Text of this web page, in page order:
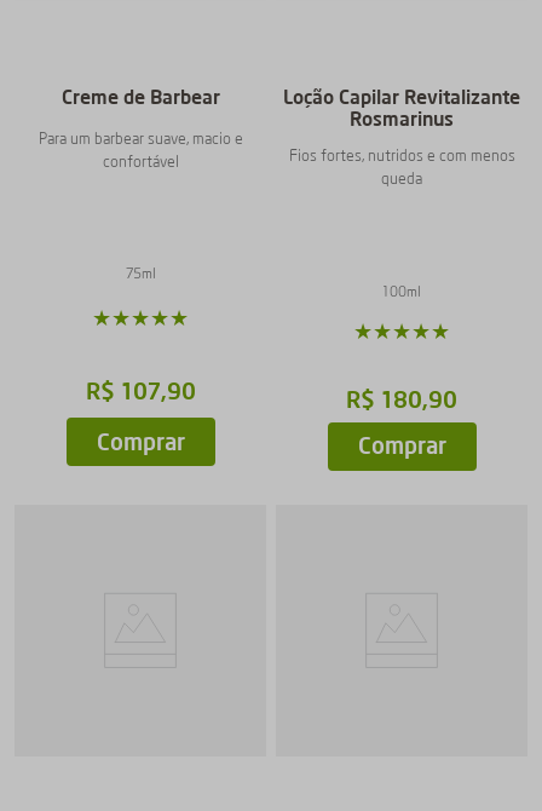
Creme de Barbear
Para um barbear suave, macio e
confortável
75ml
★★★★★
R$ 107,90
Comprar
Loção Capilar Revitalizante
Rosmarinus
Fios fortes, nutridos e com menos
queda
100ml
★★★★★
R$ 180,90
Comprar